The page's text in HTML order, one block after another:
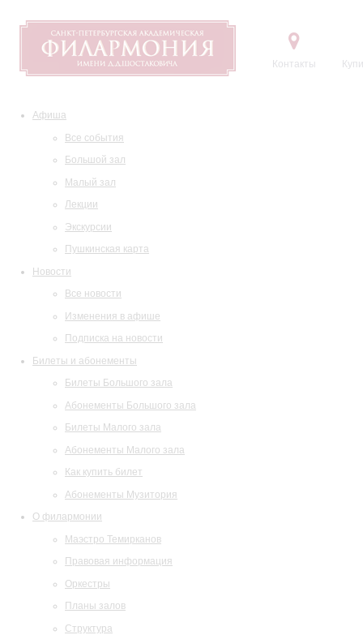
Контакты
Афиша
Все события
Большой зал
Малый зал
Лекции
Экскурсии
Пушкинская карта
Новости
Все новости
Изменения в афише
Подписка на новости
Билеты и абонементы
Билеты Большого зала
Абонементы Большого зала
Билеты Малого зала
Абонементы Малого зала
Как купить билет
Абонементы Музитория
О филармонии
Маэстро Темирканов
Правовая информация
Оркестры
Планы залов
Структура